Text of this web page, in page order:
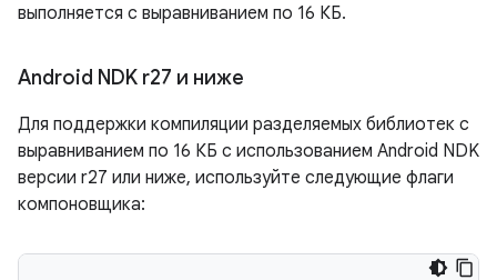
выполняется с выравниванием по 16 КБ.
Android NDK r27 и ниже
Для поддержки компиляции разделяемых библиотек с
выравниванием по 16 КБ с использованием Android NDK
версии r27 или ниже, используйте следующие флаги
компоновщика: